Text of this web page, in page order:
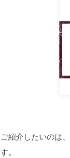
ご紹介したいのは
す。